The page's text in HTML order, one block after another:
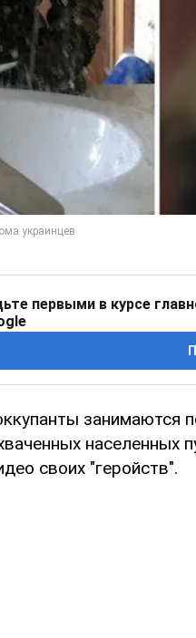
первыми в курсе
населенных
своих "геройств".